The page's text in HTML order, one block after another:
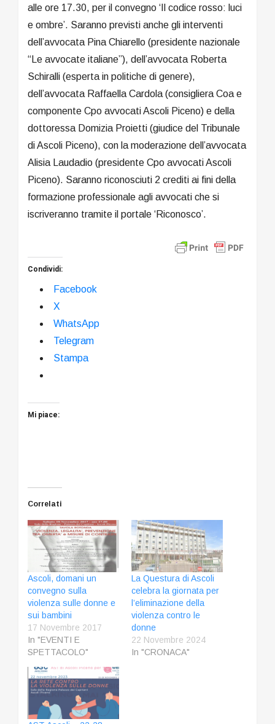
alle ore 17.30, per il convegno ‘Il codice rosso: luci
e ombre’. Saranno previsti anche gli interventi
dell’avvocata Pina Chiarello (presidente nazionale
“Le avvocate italiane”), dell’avvocata Roberta
Schiralli (esperta in politiche di genere),
dell’avvocata Raffaella Cardola (consigliera Coa e
componente Cpo avvocati Ascoli Piceno) e della
dottoressa Domizia Proietti (giudice del Tribunale
di Ascoli Piceno), con la moderazione dell’avvocata
Alisia Laudadio (presidente Cpo avvocati Ascoli
Piceno). Saranno riconosciuti 2 crediti ai fini della
formazione professionale agli avvocati che si
iscriveranno tramite il portale ‘Riconosco’.
Condividi:
Facebook
X
WhatsApp
Telegram
Stampa
Mi piace:
Correlati
Ascoli, domani un
convegno sulla
violenza sulle donne e
sui bambini
17 Novembre 2017
In "EVENTI E
SPETTACOLO"
La Questura di Ascoli
celebra la giornata per
l’eliminazione della
violenza contro le
donne
22 Novembre 2024
In "CRONACA"